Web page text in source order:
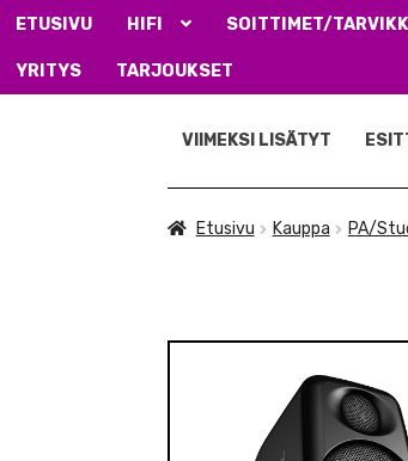
ETUSIVU HIFI SOITTIMET/
YRITYS TARJOUKSET
navigointiin
sisältöön
VIIMEKSI LISÄTYT
Etusivu Kauppa PA/